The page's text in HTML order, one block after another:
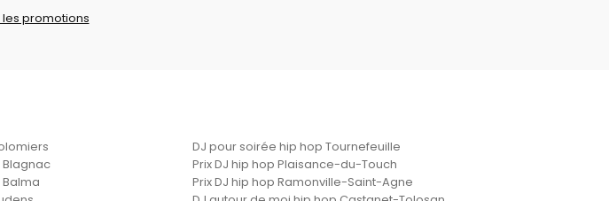
promotions
DJ pour soirée hip hop Tournefeuille
Blagnac
Prix DJ hip hop Plaisance-du-Touch
Prix DJ hip hop Ramonville-Saint-Agne